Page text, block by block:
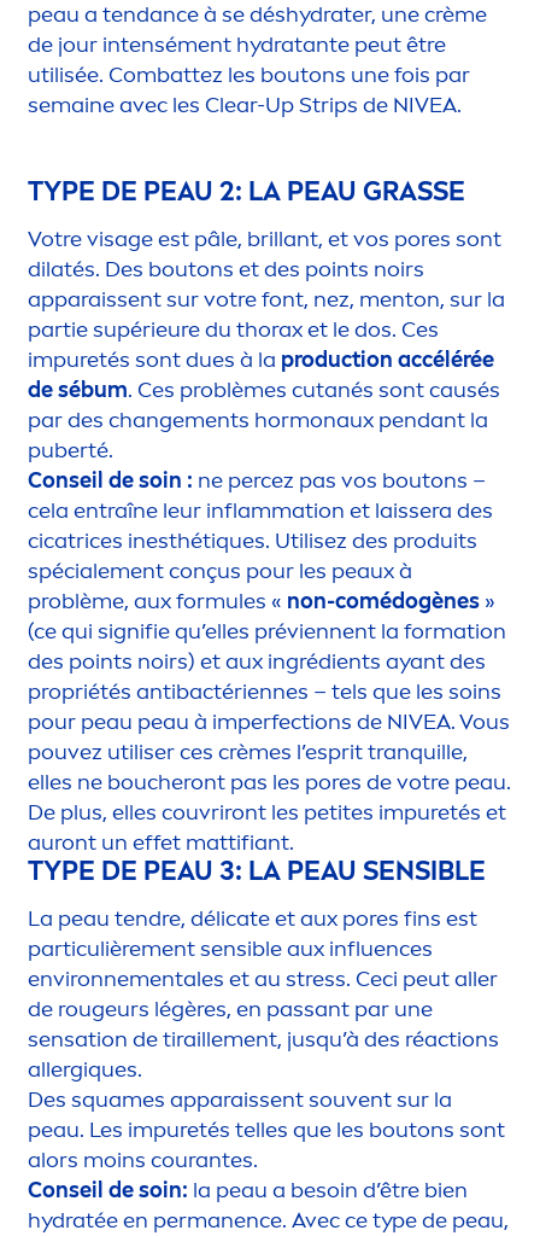
peau a tendance à se déshydrater, une crème
de jour intensément hydratante peut être
utilisée. Combattez les boutons une fois par
semaine avec les Clear-Up Strips de NIVEA.
TYPE DE PEAU 2: LA PEAU GRASSE
Votre visage est pâle, brillant, et vos pores sont
dilatés. Des boutons et des points noirs
apparaissent sur votre font, nez, menton, sur la
partie supérieure du thorax et le dos. Ces
impuretés sont dues à la production accélérée
de sébum. Ces problèmes cutanés sont causés
par des changements hormonaux pendant la
puberté.
Conseil de soin : ne percez pas vos boutons –
cela entraîne leur inflammation et laissera des
cicatrices inesthétiques. Utilisez des produits
spécialement conçus pour les peaux à
problème, aux formules « non-comédogènes »
(ce qui signifie qu’elles préviennent la formation
des points noirs) et aux ingrédients ayant des
propriétés antibactériennes – tels que les soins
pour peau peau à imperfections de NIVEA. Vous
pouvez utiliser ces crèmes l’esprit tranquille,
elles ne boucheront pas les pores de votre peau.
De plus, elles couvriront les petites impuretés et
auront un effet mattifiant.
TYPE DE PEAU 3: LA PEAU SENSIBLE
La peau tendre, délicate et aux pores fins est
particulièrement sensible aux influences
environnementales et au stress. Ceci peut aller
de rougeurs légères, en passant par une
sensation de tiraillement, jusqu’à des réactions
allergiques.
Des squames apparaissent souvent sur la
peau. Les impuretés telles que les boutons sont
alors moins courantes.
Conseil de soin: la peau a besoin d’être bien
hydratée en permanence. Avec ce type de peau,